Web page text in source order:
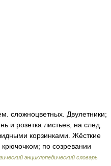
сложноцветных. Двулетники;
и розетка листьев, на след.
корзинками. Жёсткие
крючочком; по созревании
энциклопедический словарь